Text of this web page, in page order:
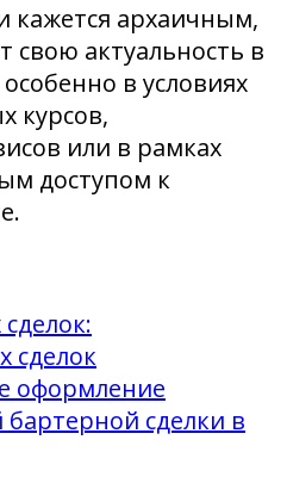
кажется архаичным,
свою актуальность в
в условиях
курсов,
или в рамках
доступом к
сделок
оформление
сделки в